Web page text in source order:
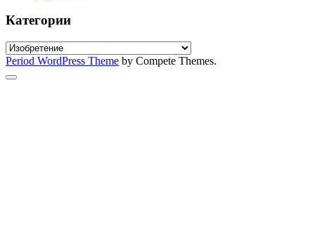
Категории
Категории
Period WordPress Theme by Compete Themes.
Scroll